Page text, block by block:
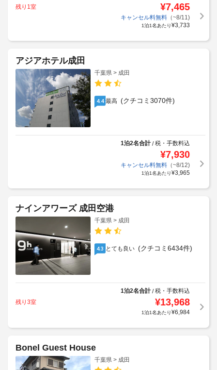
残り1室
¥7,465
キャンセル料無料（~8/11)
1泊1名あたり¥3,733
アジアホテル成田
千葉県 > 成田
4.4 最高 (クチコミ3070件)
1泊2名合計/税・手数料込
¥7,930
キャンセル料無料（~8/12)
1泊1名あたり¥3,965
ナインアワーズ 成田空港
千葉県 > 成田
4.3 とても良い (クチコミ6434件)
1泊2名合計/税・手数料込
残り3室
¥13,968
1泊1名あたり¥6,984
Bonel Guest House
千葉県 > 成田